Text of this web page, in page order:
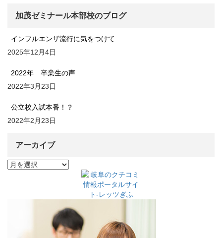
加茂ゼミナール本部校のブログ
インフルエンザ流行に気をつけて
2025年12月4日
2022年 卒業生の声
2022年3月23日
公立校入試本番！？
2022年2月23日
アーカイブ
ア